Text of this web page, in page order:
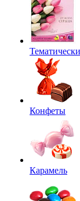
Конфеты
Карамель